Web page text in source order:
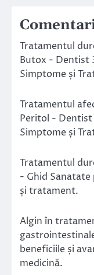
Tratamentul
Butox - Dentist
Simptome și
Tratamentul
Peritol -
Simptome și
Tratamentul
- Ghid Sanatate
și tratament.
Algin în
beneficiile și
medicină.